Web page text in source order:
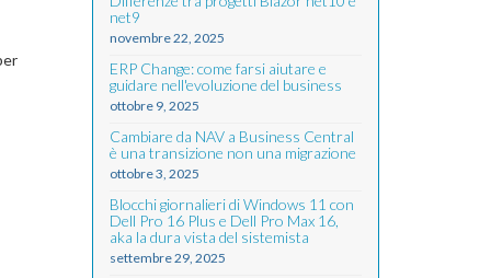
net9
novembre 22, 2025
ERP Change: come farsi aiutare e
guidare nell'evoluzione del business
ottobre 9, 2025
Cambiare da NAV a Business Central
è una transizione non una migrazione
ottobre 3, 2025
Blocchi giornalieri di Windows 11 con
Dell Pro 16 Plus e Dell Pro Max 16,
aka la dura vista del sistemista
settembre 29, 2025